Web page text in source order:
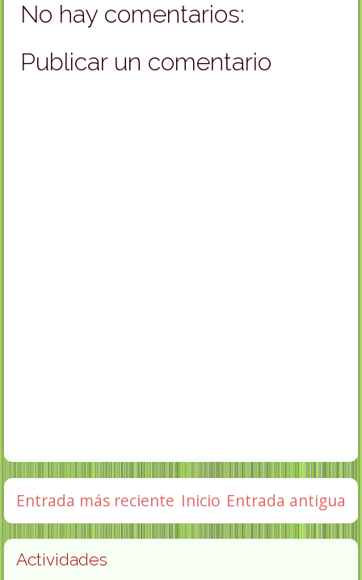
No hay comentarios:
Publicar un comentario
Entrada más reciente Entrada antigua
Inicio
Actividades